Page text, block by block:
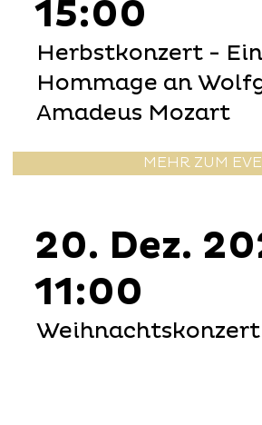
15:00
Herbstkonzert -
Hommage an
Amadeus Mozart
MEHR ZUM
20. Dez.
11:00
Weihnachtskonzert